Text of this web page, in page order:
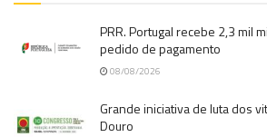
PRR. Portugal recebe 2,3 mil
pedido de pagamento
08/08/2026
Grande iniciativa de luta dos
Douro